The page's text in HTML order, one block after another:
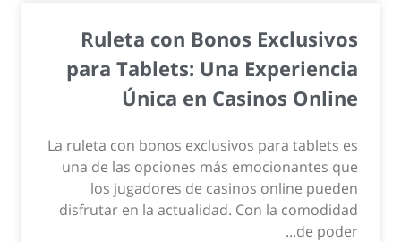
Ruleta con Bonos Exclusivos
para Tablets: Una Experiencia
Única en Casinos Online
La ruleta con bonos exclusivos para tablets es
una de las opciones más emocionantes que
los jugadores de casinos online pueden
disfrutar en la actualidad. Con la comodidad
de poder...